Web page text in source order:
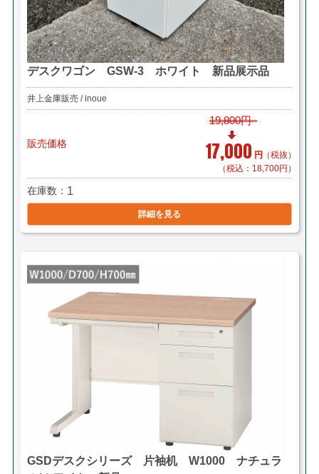
デスクワゴン GSW-3 ホワイト 新品展示品
井上金庫販売 / inoue
販売価格
19,800円
17,000 円 （税抜）
（税込：18,700円）
在庫数 1
詳細を見る
GSDデスクシリーズ 片袖机 W1000 ナチュラ